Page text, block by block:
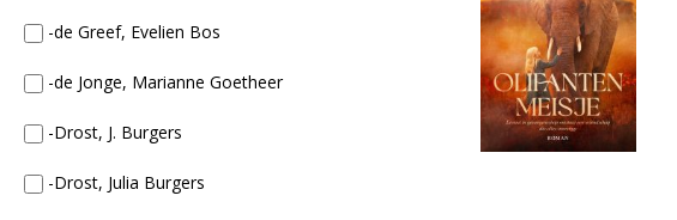
-de Greef, Evelien Bos
-de Jonge, Marianne Goetheer
-Drost, J. Burgers
-Drost, Julia Burgers